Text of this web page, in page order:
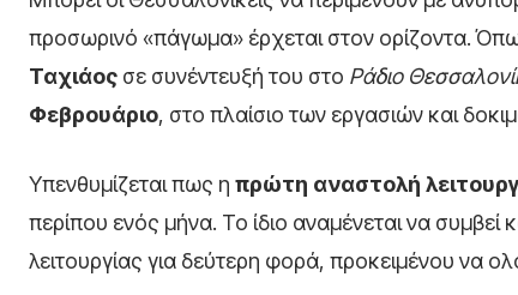
προσωρινό «πάγωμα» έρχεται στον ορίζοντα.
Ταχιάος σε συνέντευξή του στο Ράδιο
Φεβρουάριο, στο πλαίσιο των εργασιών και
Υπενθυμίζεται πως η πρώτη αναστολή
περίπου ενός μήνα. Το ίδιο αναμένεται να συμβεί
λειτουργίας για δεύτερη φορά, προκειμένου να